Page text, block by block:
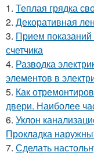
1. Теплая грядка
2. Декоративная
3. Прием показаний
счетчика
4. Разводка
элементов в
5. Как
двери. Наиболее
6. Уклон
Прокладка
7. Сделать